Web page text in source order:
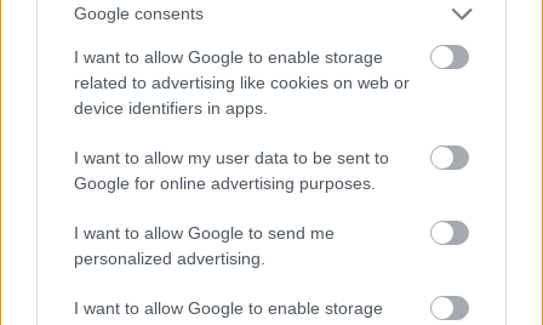
Google consents
I want to allow Google to enable storage
related to advertising like cookies on web or
device identifiers in apps.
I want to allow my user data to be sent to
Google for online advertising purposes.
I want to allow Google to send me
personalized advertising.
I want to allow Google to enable storage
legjobb időt érte el, és mindössze 3 századdal
maradt le a Q2-be jutástól. A 8-as egység az
utolsó előtti lett és csupán a 17-es Genesist
előzte meg. Az 51-es Ferrari a 15., a Robert
Kubica által vezetett 83-as pedig 13. lett.
Az LMGT3-as kategóriában a Lexus szerezte meg